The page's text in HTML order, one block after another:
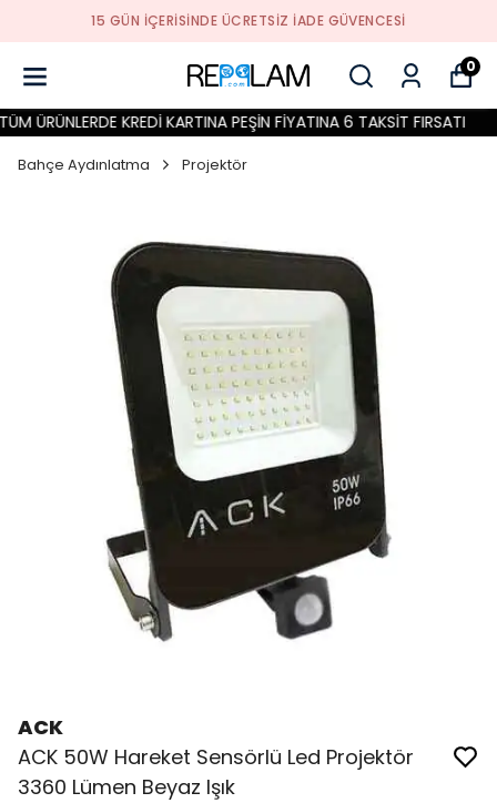
15 GÜN İÇERİSİNDE ÜCRETSİZ İADE GÜVENCESİ
0
ÜRÜNLERDE KREDİ KARTINA PEŞİN FİYATINA 6 TAKSİT FIRSATI
Bahçe Aydınlatma Projektör
ACK
ACK 50W Hareket Sensörlü Led Projektör
3360 Lümen Beyaz Işık